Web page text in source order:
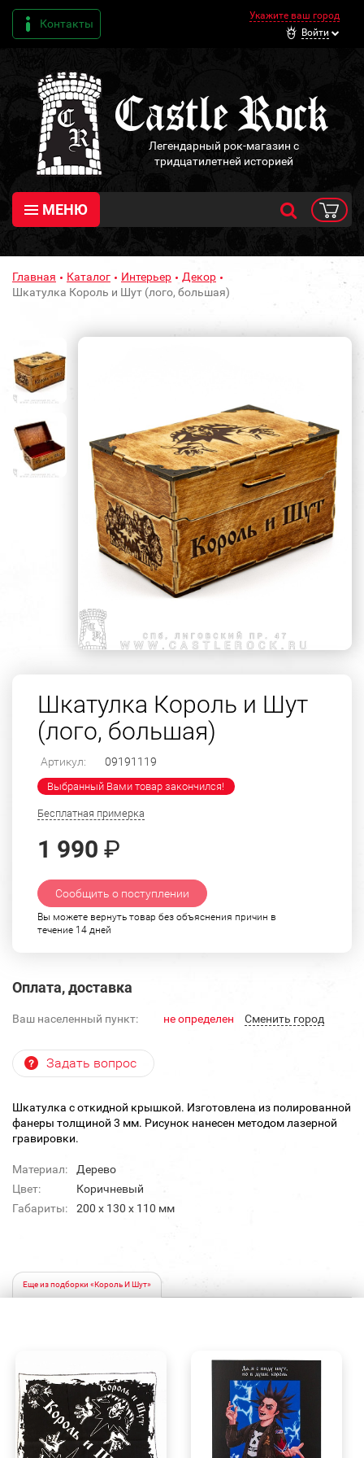
Контакты
Укажите ваш город
Войти
Легендарный рок-магазин с
тридцатилетней историей
МЕНЮ
Главная Каталог Интерьер
Декор
Шкатулка Король и Шут (лого, большая)
Шкатулка Король и Шут
(лого, большая)
Артикул: 09191119
Выбранный Вами товар закончился!
Бесплатная примерка
1 990 ₽
Сообщить о поступлении
Вы можете вернуть товар без объяснения причин в
течение 14 дней
Оплата, доставка
Ваш населенный пункт: не определен Cменить город
Задать вопрос
Шкатулка с откидной крышкой. Изготовлена из полированной
фанеры толщиной 3 мм. Рисунок нанесен методом лазерной
гравировки.
Материал:
Дерево
Цвет:
Коричневый
Габариты:
200 х 130 х 110 мм
Еще из подборки «Король И Шут»